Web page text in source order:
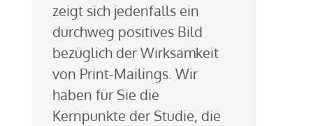
zeigt sich jedenfalls ein
durchweg positives Bild
bezüglich der Wirksamkeit
von Print-Mailings. Wir
haben für Sie die
Kernpunkte der Studie, die